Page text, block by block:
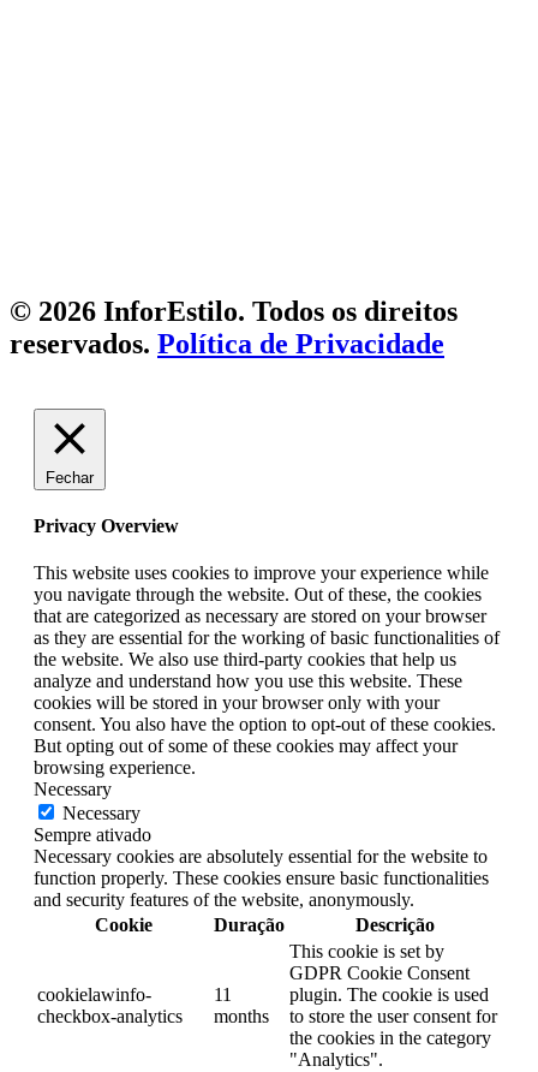
© 2026 InforEstilo. Todos os direitos
reservados. Política de Privacidade
Fechar
Privacy Overview
This website uses cookies to improve your experience while
you navigate through the website. Out of these, the cookies
that are categorized as necessary are stored on your browser
as they are essential for the working of basic functionalities of
the website. We also use third-party cookies that help us
analyze and understand how you use this website. These
cookies will be stored in your browser only with your
consent. You also have the option to opt-out of these cookies.
But opting out of some of these cookies may affect your
browsing experience.
Necessary
Necessary
Sempre ativado
Necessary cookies are absolutely essential for the website to
function properly. These cookies ensure basic functionalities
and security features of the website, anonymously.
Cookie
Duração Descrição
cookielawinfo-
checkbox-analytics
11
months
This cookie is set by
GDPR Cookie Consent
plugin. The cookie is used
to store the user consent for
the cookies in the category
"Analytics".